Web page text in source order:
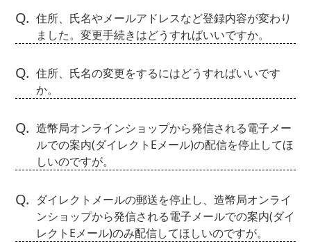
Q. 住所、氏名やメールアドレスなど登録内容が変わり
ました。変更手続きはどうすればいいですか。
Q. 住所、氏名の変更をするにはどうすればいいです
か。
Q. 造幣局オンラインショップから発信される電子メー
ルでの案内(ダイレクトEメール)の配信を停止してほ
しいのですが。
Q. ダイレクトメールの郵送を停止し、造幣局オンライ
ンショップから発信される電子メールでの案内(ダイ
レクトEメール)のみ配信してほしいのですが。